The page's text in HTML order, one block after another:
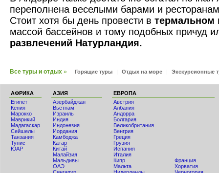
переполнена веселыми барами и
Стоит хотя бы день провести в термальном
массой бассейнов и тому подобных причуд
развлечений Натурландия.
Все туры и отдых » Горящие туры | Отдых на море | Экскурсионные
АФРИКА
Египет
Кения
Мaрокко
Маврикий
Мадагаскар
Сейшелы
Танзания
Тунис
ЮАР
АЗИЯ
Азербайджан
Вьетнам
Израиль
Индия
Индонезия
Иордания
Камбоджа
Катар
Китай
Малайзия
Мальдивы
ОАЭ
ЕВРОПА
Австрия
Албания
Андорра
Болгария
Великобритания
Венгрия
Греция
Грузия
Испания
Италия
Кипр
Мальта
Франция
Хорватия